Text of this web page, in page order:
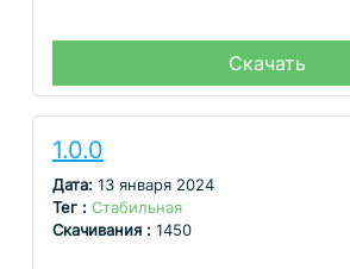
Скачать
1.0.0
Дата: 13 января 2024
Тег : Стабильная
Скачивания : 1450